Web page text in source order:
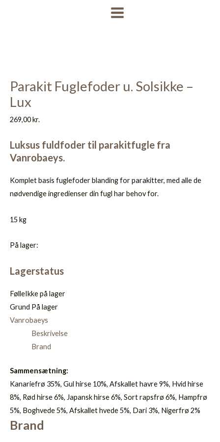
MAIN
Parakit Fuglefoder u. Solsikke –
Lux
269,00kr.
Luksus fuldfoder til parakitfugle fra
Vanrobaeys.
Komplet basis fuglefoder blanding for parakitter, med alle de
nødvendige ingredienser din fugl har behov for.
15 kg
På lager:
Lagerstatus
FølleIkke på lager
Grund På lager
Vanrobaeys
Beskrivelse
Brand
Sammensætning:
Kanariefrø 35%, Gul hirse 10%, Afskallet havre 9%, Hvid hirse
8%, Rød hirse 6%, Japansk hirse 6%, Sort rapsfrø 6%, Hampfrø
5%, Boghvede 5%, Afskallet hvede 5%, Dari 3%, Nigerfrø 2%
Brand